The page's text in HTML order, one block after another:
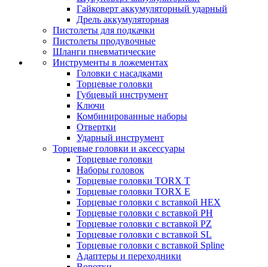
Гайковерт аккумуляторный ударный
Дрель аккумуляторная
Пистолеты для подкачки
Пистолеты продувочные
Шланги пневматические
Инструменты в ложементах
Головки с насадками
Торцевые головки
Губцевый инструмент
Ключи
Комбинированные наборы
Отвертки
Ударный инструмент
Торцевые головки и аксессуары
Торцевые головки
Наборы головок
Торцевые головки TORX T
Торцевые головки TORX Е
Торцевые головки с вставкой HEX
Торцевые головки с вставкой PH
Торцевые головки с вставкой PZ
Торцевые головки с вставкой SL
Торцевые головки с вставкой Spline
Адаптеры и переходники